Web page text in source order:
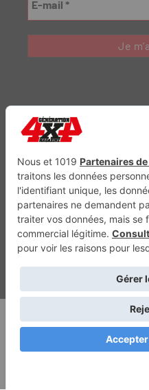
MX2K Enduro Mag Trail
Boutique CPPRESSE